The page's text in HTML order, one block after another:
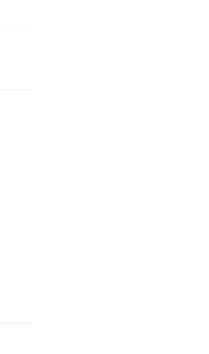
su